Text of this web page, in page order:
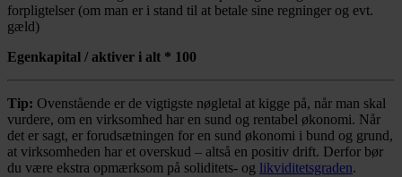
forpligtelser (om man er i stand til at betale sine regninger og evt.
gæld)
Egenkapital / aktiver i alt * 100
Tip: Ovenstående er de vigtigste nøgletal at kigge på, når man skal
vurdere, om en virksomhed har en sund og rentabel økonomi. Når
det er sagt, er forudsætningen for en sund økonomi i bund og grund,
at virksomheden har et overskud – altså en positiv drift. Derfor bør
du være ekstra opmærksom på soliditets- og likviditetsgraden.